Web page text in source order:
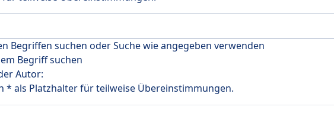
Begriffen suchen oder Suche wie angegeben verwenden
Begriff suchen
Autor:
* als Platzhalter für teilweise Übereinstimmungen.